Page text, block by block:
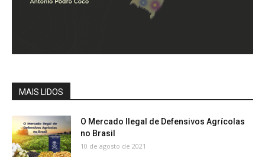
MAIS LIDOS
O Mercado Ilegal de Defensivos Agrícolas
no Brasil
10 de agosto de 2021